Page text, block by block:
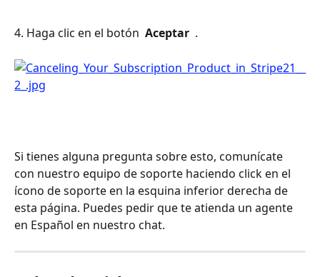
4. Haga clic en el botón Aceptar .
Si tienes alguna pregunta sobre esto, comunícate
con nuestro equipo de soporte haciendo click en el
ícono de soporte en la esquina inferior derecha de
esta página. Puedes pedir que te atienda un agente
en Español en nuestro chat.